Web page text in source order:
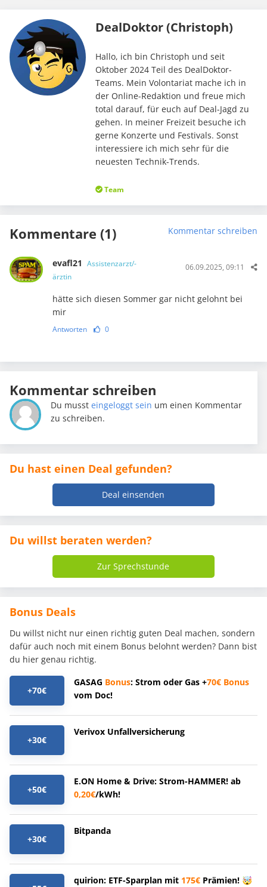
DealDoktor (Christoph)
Hallo, ich bin Christoph und seit
Oktober 2024 Teil des DealDoktor-
Teams. Mein Volontariat mache ich in
der Online-Redaktion und freue mich
total darauf, für euch auf Deal-Jagd zu
gehen. In meiner Freizeit besuche ich
gerne Konzerte und Festivals. Sonst
interessiere ich mich sehr für die
neuesten Technik-Trends.
Team
Kommentare (1) Kommentar schreiben
evafl21 Assistenzarzt/-
ärztin
06.09.2025, 09:11
hätte sich diesen Sommer gar nicht gelohnt bei
mir
Antworten 0
Kommentar schreiben
Du mussteingeloggt sein um einen Kommentar
zu schreiben.
Du hast einen Deal gefunden?
Deal einsenden
Du willst beraten werden?
Zur Sprechstunde
Bonus Deals
Du willst nicht nur einen richtig guten Deal machen, sondern
dafür auch noch mit einem Bonus belohnt werden? Dann bist
du hier genau richtig.
+70€
GASAG Bonus: Strom oder Gas +70€ Bonus
vom Doc!
+30€
Verivox Unfallversicherung
+50€
E.ON Home & Drive: Strom-HAMMER! ab
0,20€/kWh!
+30€
Bitpanda
quirion: ETF-Sparplan mit 175€ Prämien! 🤯